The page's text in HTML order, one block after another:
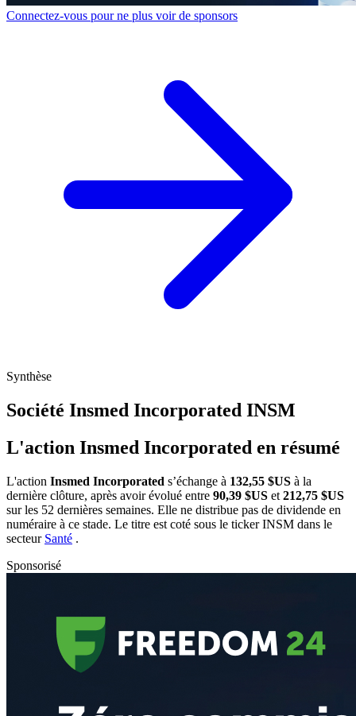
Connectez-vous pour ne plus voir de sponsors
Synthèse
Société Insmed Incorporated INSM
L'action Insmed Incorporated en résumé
L'action Insmed Incorporated s’échange à 132,55 $US à la
dernière clôture, après avoir évolué entre 90,39 $US et 212,75 $US
sur les 52 dernières semaines. Elle ne distribue pas de dividende en
numéraire à ce stade. Le titre est coté sous le tickerINSM dans le
secteur Santé .
Sponsorisé